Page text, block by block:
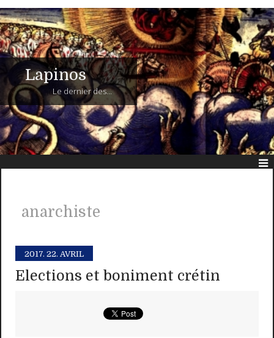
Lapinos
Le dernier des...
anarchiste
2017. 22. AVRIL
Elections et boniment crétin